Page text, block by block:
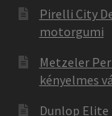
Pirelli City
motorgumi
Metzeler
kényelmes
Dunlop